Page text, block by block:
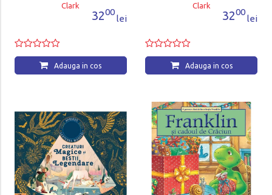
Clark
3200
lei
Adauga in cos
Clark
3200
lei
Adauga in cos